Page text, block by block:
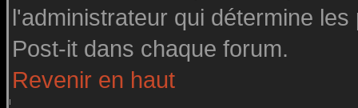
l'administrateur qui détermine
Post-it dans chaque forum.
Revenir en haut